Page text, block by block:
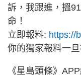
訴，我跟進，搵
命！
立即報料: https://
你的獨家報料一
《星島頭條》